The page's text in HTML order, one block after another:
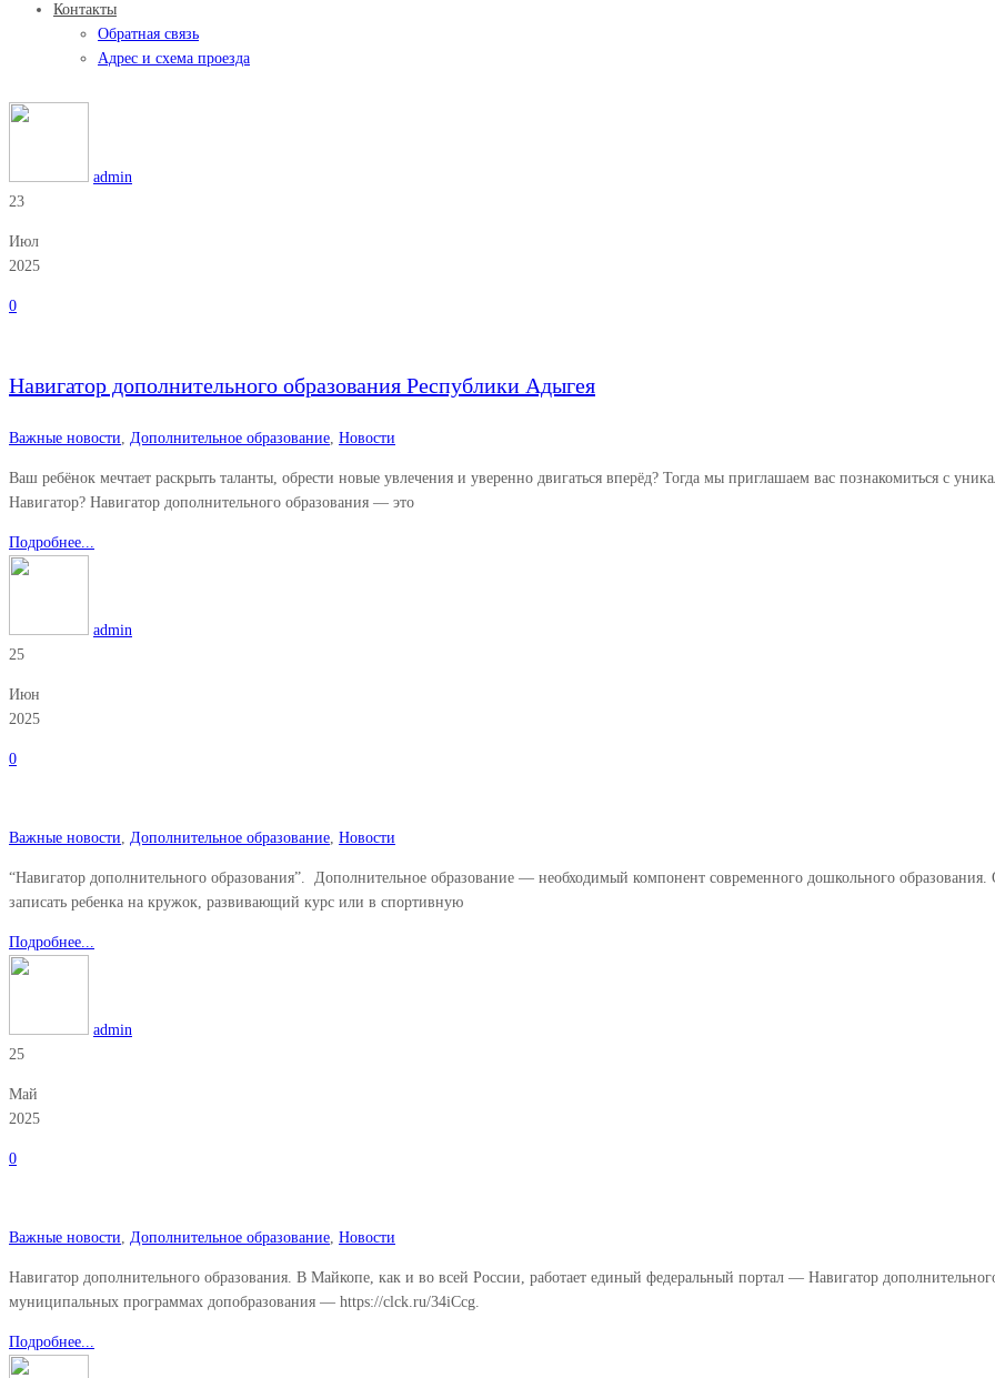
Контакты
Обратная связь
Адрес и схема проезда
admin
23
Июл
2025
0
Навигатор дополнительного образования Республики Адыгея
Важные новости, Дополнительное образование, Новости
Ваш ребёнок мечтает раскрыть таланты, обрести новые увлечения и уверенно двигаться вперёд? Тогда мы приглашаем вас познакомиться с
Навигатор? Навигатор дополнительного образования — это
Подробнее...
admin
25
Июн
2025
0
Важные новости, Дополнительное образование, Новости
“Навигатор дополнительного образования”. ⁣ Дополнительное образование — необходимый компонент современного дошкольного
записать ребенка на кружок, развивающий курс или в спортивную
Подробнее...
admin
25
Май
2025
0
Важные новости Дополнительное образование Новости
Навигатор дополнительного образования. В Майкопе, как и во всей России, работает единый федеральный портал — Навигатор
муниципальных программах допобразования — https://clck.ru/34iCcg.
Подробнее...